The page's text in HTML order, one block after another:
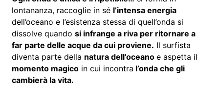
lontananza, raccoglie in sé l’intensa energia
dell’oceano e l’esistenza stessa di quell’onda si
dissolve quando si infrange a riva per ritornare a
far parte delle acque da cui proviene. Il surfista
diventa parte della natura dell’oceano e aspetta il
momento magicoin cui incontra l’onda che gli
cambierà la vita.